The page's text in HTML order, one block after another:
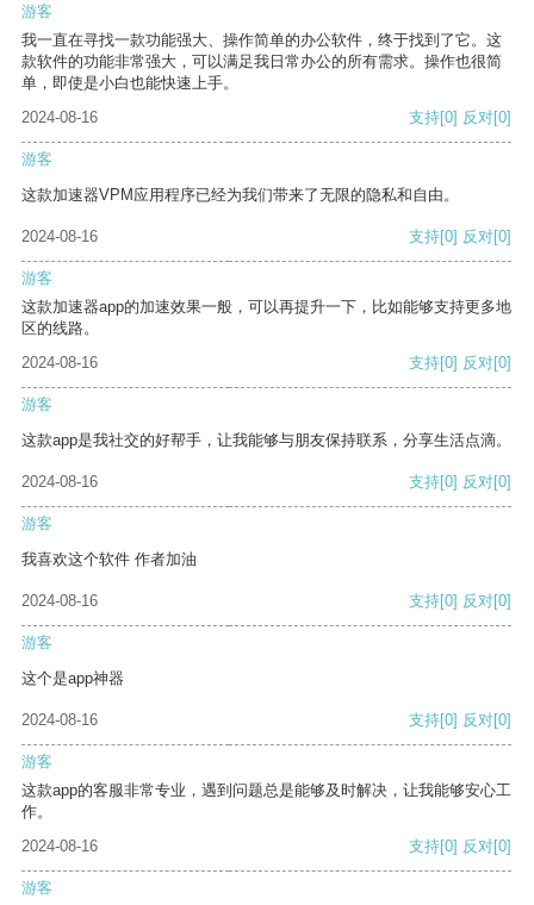
游客
我一直在寻找一款功能强大、操作简单的办公软件，终于找到了它。这
款软件的功能非常强大，可以满足我日常办公的所有需求。操作也很简
单，即使是小白也能快速上手。
2024-08-16
支持[0] 反对[0]
游客
这款加速器VPM应用程序已经为我们带来了无限的隐私和自由。
2024-08-16 支持[0] 反对[0]
游客
这款加速器app的加速效果一般，可以再提升一下，比如能够支持更多地
区的线路。
2024-08-16
支持[0] 反对[0]
游客
这款app是我社交的好帮手，让我能够与朋友保持联系，分享生活点滴。
2024-08-16 支持[0] 反对[0]
游客
我喜欢这个软件 作者加油
2024-08-16 支持[0] 反对[0]
游客
这个是app神器
2024-08-16 支持[0] 反对[0]
游客
这款app的客服非常专业，遇到问题总是能够及时解决，让我能够安心工
作。
2024-08-16
支持[0] 反对[0]
游客